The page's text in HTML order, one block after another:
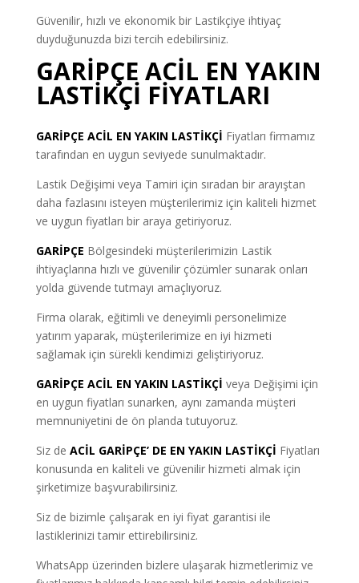
Güvenilir, hızlı ve ekonomik bir Lastikçiye ihtiyaç
duyduğunuzda bizi tercih edebilirsiniz.
GARİPÇE ACİL EN YAKIN
LASTİKÇİ FİYATLARI
GARİPÇE ACİL EN YAKIN LASTİKÇİ Fiyatları firmamız
tarafından en uygun seviyede sunulmaktadır.
Lastik Değişimi veya Tamiri için sıradan bir arayıştan
daha fazlasını isteyen müşterilerimiz için kaliteli hizmet
ve uygun fiyatları bir araya getiriyoruz.
GARİPÇE Bölgesindeki müşterilerimizin Lastik
ihtiyaçlarına hızlı ve güvenilir çözümler sunarak onları
yolda güvende tutmayı amaçlıyoruz.
Firma olarak, eğitimli ve deneyimli personelimize
yatırım yaparak, müşterilerimize en iyi hizmeti
sağlamak için sürekli kendimizi geliştiriyoruz.
GARİPÇE ACİL EN YAKIN LASTİKÇİ veya Değişimi için
en uygun fiyatları sunarken, aynı zamanda müşteri
memnuniyetini de ön planda tutuyoruz.
Siz de ACİL GARİPÇE’ DE EN YAKIN LASTİKÇİ Fiyatları
konusunda en kaliteli ve güvenilir hizmeti almak için
şirketimize başvurabilirsiniz.
Siz de bizimle çalışarak en iyi fiyat garantisi ile
lastiklerinizi tamir ettirebilirsiniz.
WhatsApp üzerinden bizlere ulaşarak hizmetlerimiz ve